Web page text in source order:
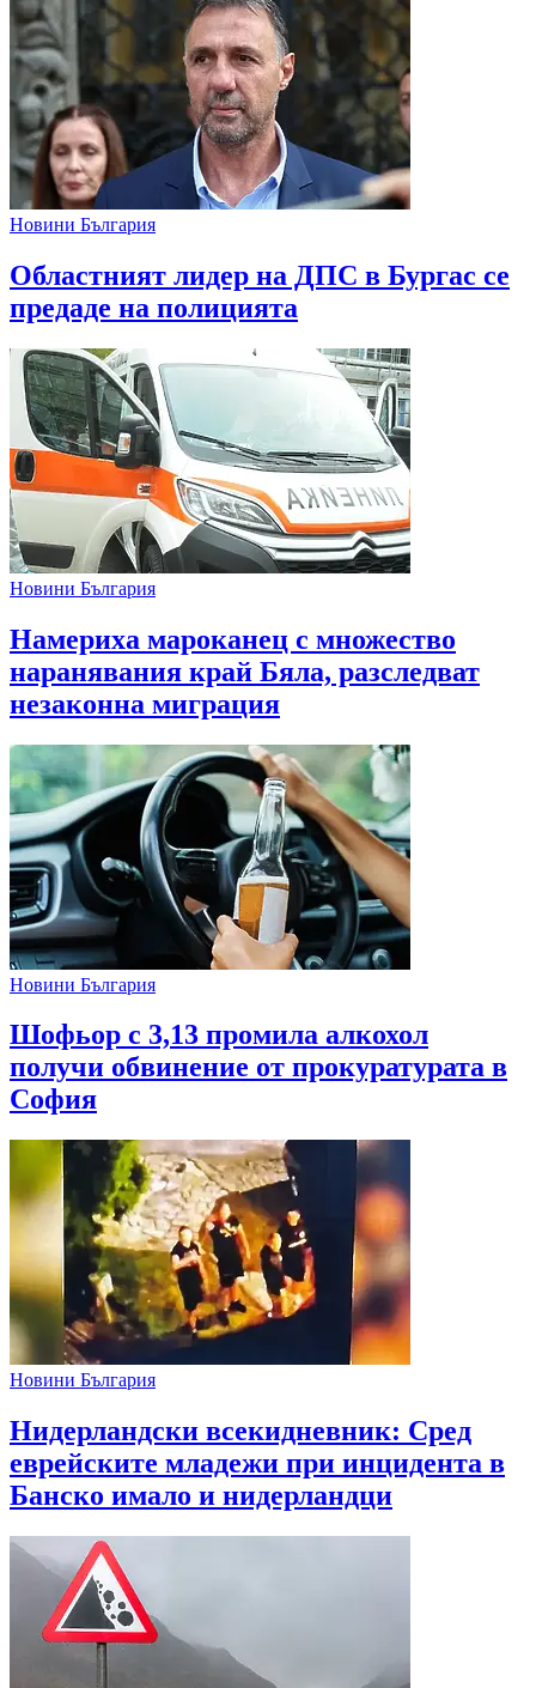
Новини България
Областният лидер на ДПС в Бургас се
предаде на полицията
Новини България
Намериха мароканец с множество
наранявания край Бяла, разследват
незаконна миграция
Новини България
Шофьор с 3,13 промила алкохол
получи обвинение от прокуратурата в
София
Новини България
Нидерландски всекидневник: Сред
еврейските младежи при инцидента в
Банско имало и нидерландци